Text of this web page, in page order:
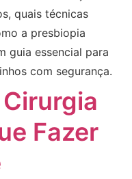
quais técnicas
a presbiopia
guia essencial para
com segurança.
Fazer